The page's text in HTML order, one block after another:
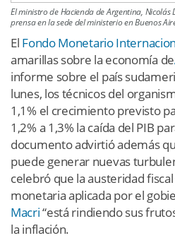
El ministro de Hacienda de Argentina,
prensa en la sede del ministerio en Buenos
El Fondo Monetario
amarillas sobre la economía de
informe sobre el país
lunes, los técnicos del
1,1% el crecimiento previsto
1,2% a 1,3% la caída del PIB
documento advirtió además
puede generar nuevas
celebró que la austeridad
monetaria aplicada por el
Macri“está rindiendo sus
la inflación.